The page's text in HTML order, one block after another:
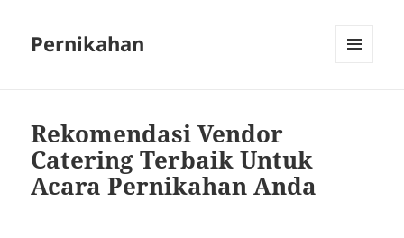
Pernikahan
Rekomendasi Vendor
Catering Terbaik Untuk
Acara Pernikahan Anda